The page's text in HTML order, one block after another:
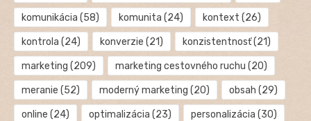
komunikácia (58) komunita (24) kontext (26)
kontrola (24) konverzie (21) konzistentnosť(21)
marketing (209) marketing cestovného ruchu (20)
meranie (52) moderný marketing (20) obsah (29)
online (24) optimalizácia (23) personalizácia (30)